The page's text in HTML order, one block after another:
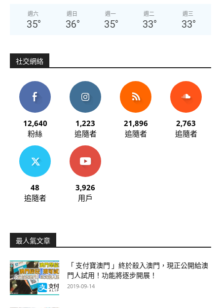
週六
35°
週日
36°
週一
35°
週二
33°
週三
33°
社交網絡
12,640
粉絲
1,223
追隨者
21,896
追隨者
2,763
追隨者
48
追隨者
3,926
用戶
最人氣文章
「 支付寶澳門 」終於殺入澳門，現正公開給澳
門人試用！功能將逐步開展！
2019-09-14